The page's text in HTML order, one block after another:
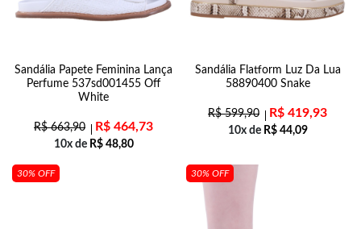
Sandália Papete Feminina Lança
Perfume 537sd001455 Off
White
R$663,90 R$ 464,73
10x de R$48,80
Sandália Flatform Luz Da Lua
58890400 Snake
R$599,90 R$ 419,93
10x de R$44,09
30% OFF 30% OFF